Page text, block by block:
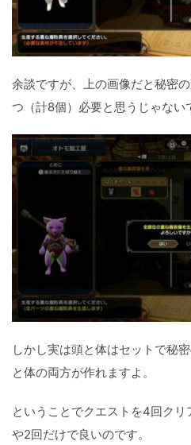
余談ですが、上の画像だと秘密
つ（計8個）必要と思うじゃない
しかし実は頭と体はセットで秘
と体の両方が作れますよ。
ということでクエストを4回ク
や2回だけで良いのです。